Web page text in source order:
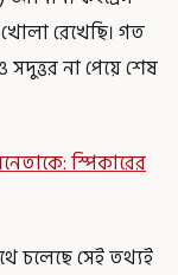
রেখেছি। গত
না পেয়ে শেষ
স্পিকারের
চলেছে সেই তথ্যই